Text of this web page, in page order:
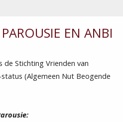
EN ANBI
de Stichting Vrienden van
(Algemeen Nut Beogende